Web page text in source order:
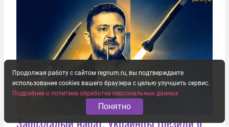
Запоздалый набат. Украинцы грезили о
Продолжая работу с сайтом regnum.ru, вы подтверждаете
использование cookies вашего браузера с целью улучшить сервис.
Подробнее о политике обработки персональных данных
Понятно